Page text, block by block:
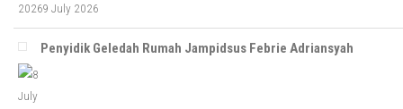
9 July 2026
Penyidik Geledah Rumah Jampidsus Febrie Adriansyah